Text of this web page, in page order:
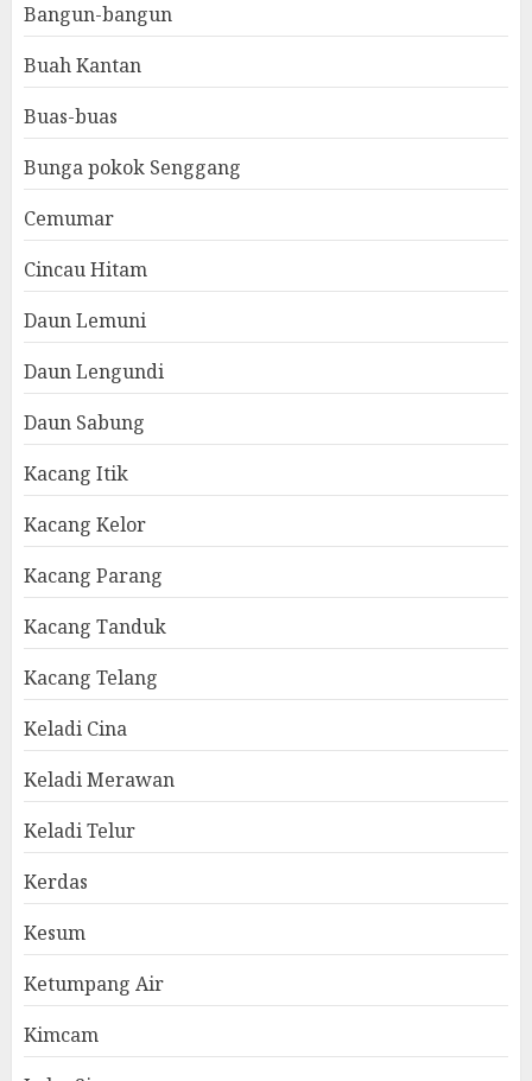
Bangun-bangun
Buah Kantan
Buas-buas
Bunga pokok Senggang
Cemumar
Cincau Hitam
Daun Lemuni
Daun Lengundi
Daun Sabung
Kacang Itik
Kacang Kelor
Kacang Parang
Kacang Tanduk
Kacang Telang
Keladi Cina
Keladi Merawan
Keladi Telur
Kerdas
Kesum
Ketumpang Air
Kimcam